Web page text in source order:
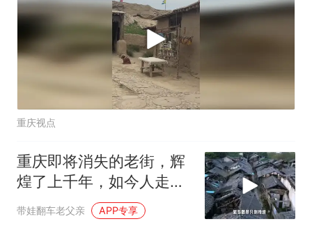
重庆视点
重庆即将消失的老街，辉
煌了上千年，如今人走屋
空、破败不堪
带娃翻车老父亲 APP专享